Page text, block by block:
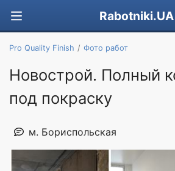
Rabotniki.UA
Pro Quality Finish Фото работ
Новострой. Полный
под покраску
м. Бориспольская